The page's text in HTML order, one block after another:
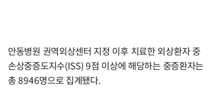
안동병원 권역외상센터 지정 이후 치료한 외상환자 중
손상중증도지수(ISS) 9점 이상에 해당하는 중증환자는
총 8946명으로 집계됐다.